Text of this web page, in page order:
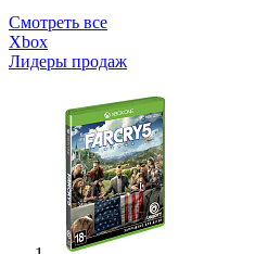
Смотреть все
Xbox
Лидеры продаж